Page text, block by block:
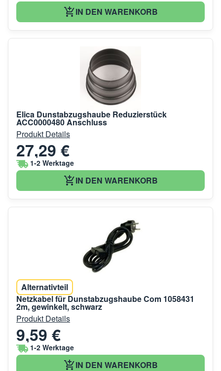
IN DEN WARENKORB
Elica Dunstabzugshaube Reduzierstück
ACC0000480 Anschluss
Produkt Details
27,29 €
1-2 Werktage
IN DEN WARENKORB
Alternativteil
Netzkabel für Dunstabzugshaube Com 1058431
2m, gewinkelt, schwarz
Produkt Details
9,59 €
1-2 Werktage
IN DEN WARENKORB